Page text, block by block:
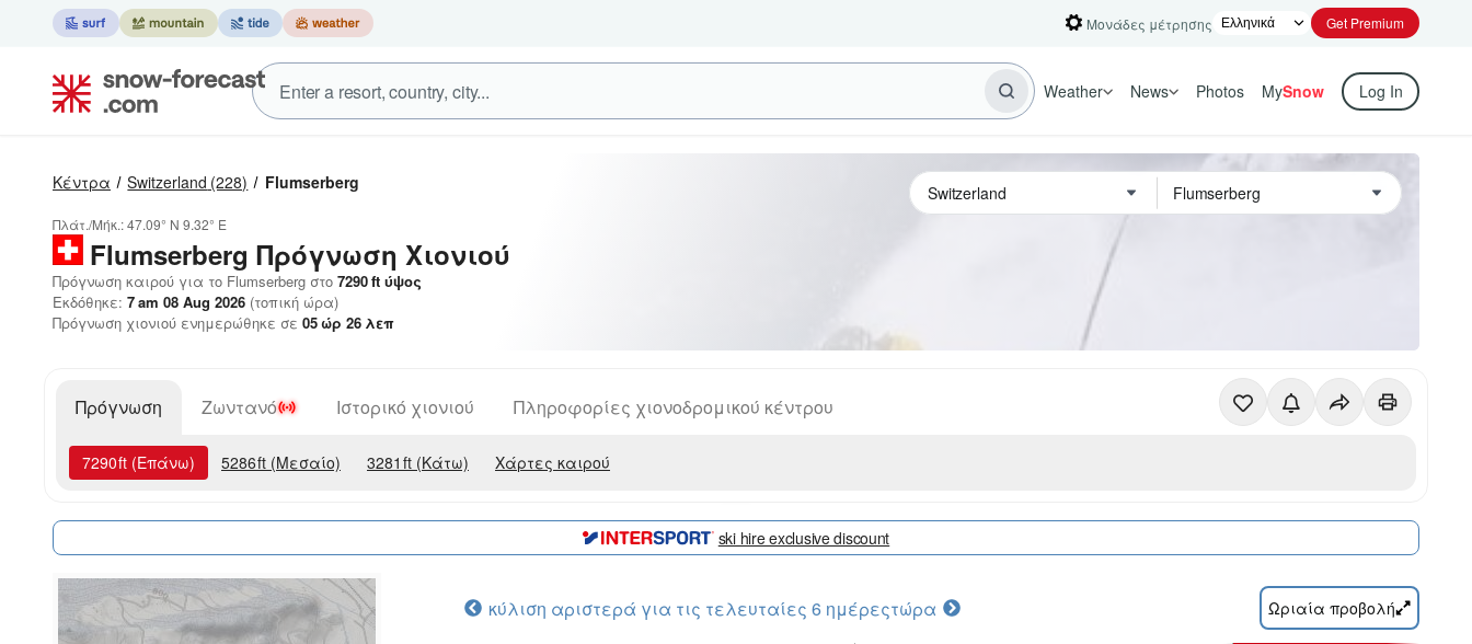
Μονάδες μέτρησης Get Premium
Weather News Photos MySnow Log In
Κέντρα Switzerland (228) Flumserberg
Πλάτ./Μήκ.:47.09° N 9.32° E
Flumserberg Πρόγνωση Χιονιού
Πρόγνωση καιρού για το Flumserberg στο 7290ft ύψος
Εκδόθηκε: 7 am 08 Aug 2026 (τοπική ώρα)
Πρόγνωση χιονιού ενημερώθηκε σε 05ώρ 26 λεπ
Πρόγνωση Ζωντανό Ιστορικό χιονιού Πληροφορίες χιονοδρομικού κέντρου
7290ft (Επάνω) 5286ft (Μεσαίο) 3281 ft (Κάτω) Χάρτες καιρού
ski hire exclusive discount
κύλιση αριστερά για τις τελευταίες 6 ημέρεςτώρα Ωριαία προβολή